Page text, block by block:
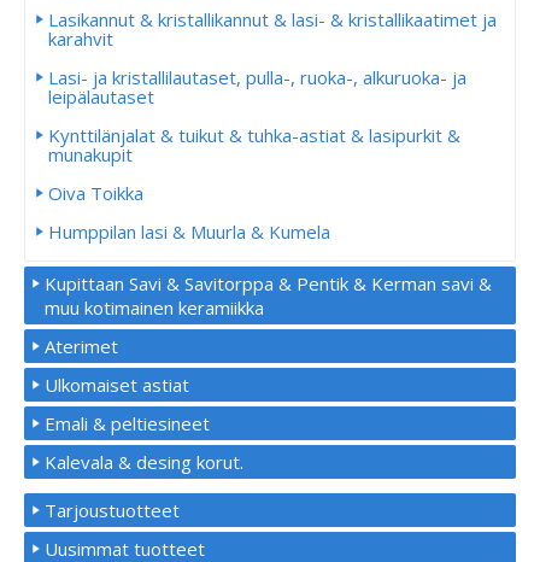
Lasikannut & kristallikannut & lasi- & kristallikaatimet ja
karahvit
Lasi- ja kristallilautaset, pulla-, ruoka-, alkuruoka- ja
leipälautaset
Kynttilänjalat & tuikut & tuhka-astiat & lasipurkit &
munakupit
Oiva Toikka
Humppilan lasi & Muurla & Kumela
Kupittaan Savi & Savitorppa & Pentik & Kerman savi &
muu kotimainen keramiikka
Aterimet
Ulkomaiset astiat
Emali & peltiesineet
Kalevala & desing korut.
Tarjoustuotteet
Uusimmat tuotteet